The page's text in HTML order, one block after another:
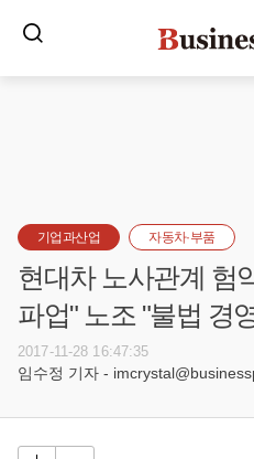
기업과산업 자동차·부품
현대차 노사관계 험
파업" 노조 "불법 경
2017-11-28 16:47:35
임수정 기자 -